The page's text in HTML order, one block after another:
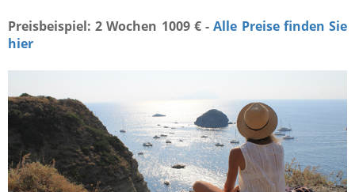
Preisbeispiel: 2 Wochen 1009 € -Alle Preise finden Sie
hier